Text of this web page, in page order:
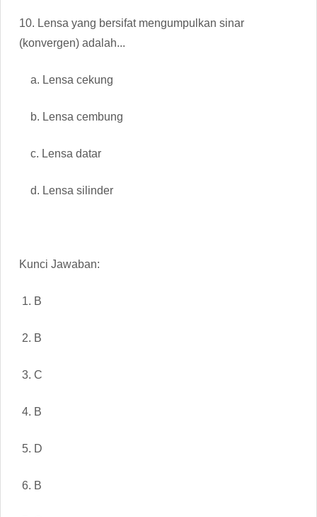
10. Lensa yang bersifat mengumpulkan sinar
(konvergen) adalah...
a. Lensa cekung
b. Lensa cembung
c. Lensa datar
d. Lensa silinder
Kunci Jawaban:
1. B
2. B
3. C
4. B
5. D
6. B